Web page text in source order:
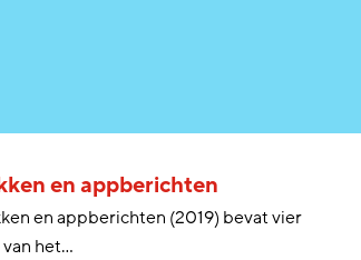
en appberichten
en appberichten (2019) bevat vier
het...